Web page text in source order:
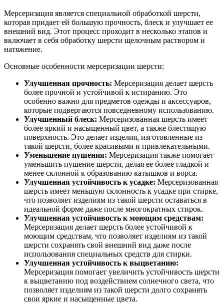
Мерсеризация является специальной обработкой шерсти,
которая придает ей большую прочность, блеск и улучшает ее
внешний вид. Этот процесс проходит в несколько этапов и
включает в себя обработку шерсти щелочным раствором и
натяжение.
Основные особенности мерсеризации шерсти:
Улучшенная прочность: Мерсеризация делает шерсть
более прочной и устойчивой к истиранию. Это
особенно важно для предметов одежды и аксессуаров,
которые подвергаются повседневному использованию.
Улучшенный блеск: Мерсеризованная шерсть имеет
более яркий и насыщенный цвет, а также блестящую
поверхность. Это делает изделия, изготовленные из
такой шерсти, более красивыми и привлекательными.
Уменьшение пушения: Мерсеризация также помогает
уменьшить пушение шерсти, делая ее более гладкой и
менее склонной к образованию катышков и ворса.
Улучшенная устойчивость к усадке: Мерсеризованная
шерсть имеет меньшую склонность к усадке при стирке,
что позволяет изделиям из такой шерсти оставаться в
идеальной форме даже после многократных стирок.
Улучшенная устойчивость к моющим средствам:
Мерсеризация делает шерсть более устойчивой к
моющим средствам, что позволяет изделиям из такой
шерсти сохранять свой внешний вид даже после
использования специальных средств для стирки.
Улучшенная устойчивость к выцветанию:
Мерсеризация помогает увеличить устойчивость шерсти
к выцветанию под воздействием солнечного света, что
позволяет изделиям из такой шерсти долго сохранять
свои яркие и насыщенные цвета.